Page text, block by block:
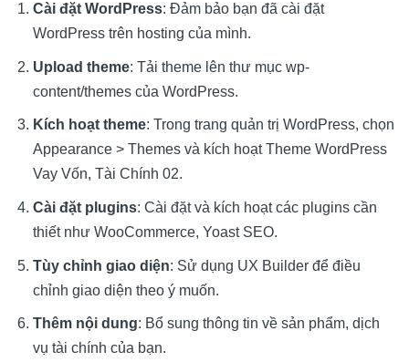
Cài đặt WordPress: Đảm bảo bạn đã cài đặt
WordPress trên hosting của mình.
Upload theme: Tải theme lên thư mục wp-
content/themes của WordPress.
Kích hoạt theme: Trong trang quản trị WordPress, chọn
Appearance > Themes và kích hoạt Theme WordPress
Vay Vốn, Tài Chính 02.
Cài đặt plugins: Cài đặt và kích hoạt các plugins cần
thiết như WooCommerce, Yoast SEO.
Tùy chỉnh giao diện: Sử dụng UX Builder để điều
chỉnh giao diện theo ý muốn.
Thêm nội dung: Bổ sung thông tin về sản phẩm, dịch
vụ tài chính của bạn.